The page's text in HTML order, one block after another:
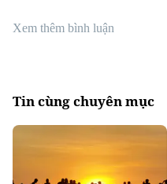
Xem thêm bình luận
Tin cùng chuyên mục